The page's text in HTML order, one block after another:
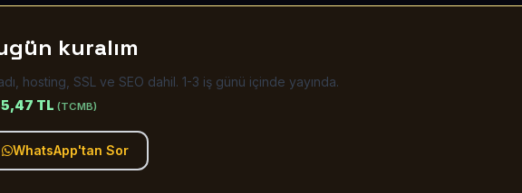
kuralım
hosting, SSL ve SEO dahil. 1-3 iş günü içinde yayında.
TL (TCMB)
WhatsApp'tan Sor